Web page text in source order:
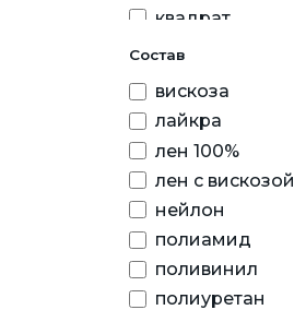
квадрат
клетка
новогодний
Состав
вискоза
лайкра
лен 100%
лен с вискозой
нейлон
полиамид
поливинил
полиуретан